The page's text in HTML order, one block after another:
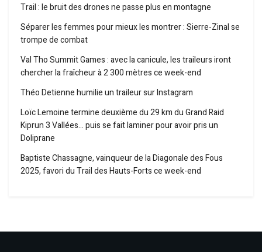
Trail : le bruit des drones ne passe plus en montagne
Séparer les femmes pour mieux les montrer : Sierre-Zinal se
trompe de combat
Val Tho Summit Games : avec la canicule, les traileurs iront
chercher la fraîcheur à 2 300 mètres ce week-end
Théo Detienne humilie un traileur sur Instagram
Loïc Lemoine termine deuxième du 29 km du Grand Raid
Kiprun 3 Vallées… puis se fait laminer pour avoir pris un
Doliprane
Baptiste Chassagne, vainqueur de la Diagonale des Fous
2025, favori du Trail des Hauts-Forts ce week-end